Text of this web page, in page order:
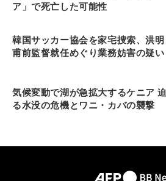
ア」で死亡した可能性
韓国サッカー協会を家宅捜索、洪明
甫前監督就任めぐり業務妨害の疑い
気候変動で湖が急拡大するケニア 迫
る水没の危機とワニ・カバの襲撃